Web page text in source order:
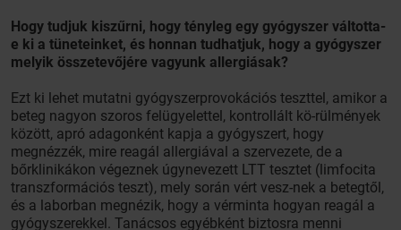
Hogy tudjuk kiszűrni, hogy tényleg egy gyógyszer váltotta-
e ki a tüneteinket, és honnan tudhatjuk, hogy a gyógyszer
melyik összetevőjére vagyunk allergiásak?
Ezt ki lehet mutatni gyógyszerprovokációs teszttel, amikor a
beteg nagyon szoros felügyelettel, kontrollált kö-rülmények
között, apró adagonként kapja a gyógyszert, hogy
megnézzék, mire reagál allergiával a szervezete, de a
bőrklinikákon végeznek úgynevezett LTT tesztet (limfocita
transzformációs teszt), mely során vért vesz-nek a betegtől,
és a laborban megnézik, hogy a vérminta hogyan reagál a
gyógyszerekkel. Tanácsos egyébként biztosra menni